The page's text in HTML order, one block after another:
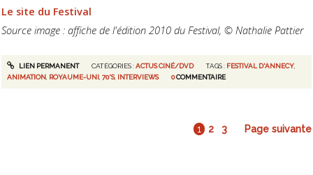
Le site du Festival
Source image : affiche de l'édition 2010 du Festival, © Nathalie Pattier
LIEN PERMANENT CATÉGORIES :ACTUS CINÉ/DVD TAGS : FESTIVAL D'ANNECY,
ANIMATION, ROYAUME-UNI,70'S, INTERVIEWS 0COMMENTAIRE
1 2 3 Page suivante